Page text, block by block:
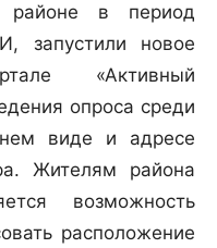
районе в период
запустили новое
«Активный
опроса среди
виде и адресе
Жителям района
возможность
расположение